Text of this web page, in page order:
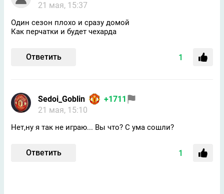
21 мая, 15:37
Один сезон плохо и сразу домой
Как перчатки и будет чехарда
Ответить 1
Sedoi_Goblin
+1711
21 мая, 15:10
Нет,ну я так не играю... Вы что? С ума сошли?
Ответить 1